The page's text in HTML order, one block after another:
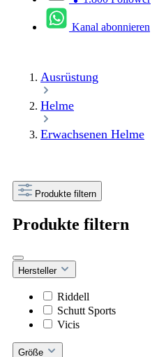
Kanal abonnieren
Ausrüstung
Helme
Erwachsenen Helme
Produkte filtern
Produkte filtern
Hersteller
Riddell
Schutt Sports
Vicis
Größe